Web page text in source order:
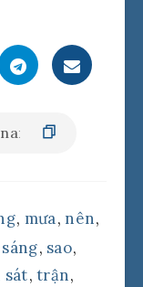
, mưa, nên,
sáng, sao,
sát,trận,